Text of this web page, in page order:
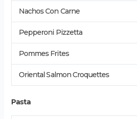
Nachos Con Carne
Pepperoni Pizzetta
Pommes Frites
Oriental Salmon Croquettes
Pasta